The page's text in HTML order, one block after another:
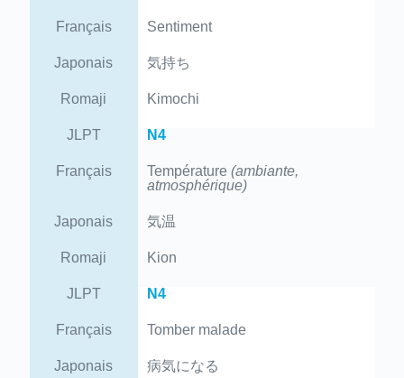
Français Sentiment
Japonais 気持ち
Romaji Kimochi
JLPT N4
Français Température (ambiante,
atmosphérique)
Japonais 気温
Romaji Kion
JLPT N4
Français Tomber malade
Japonais 病気になる